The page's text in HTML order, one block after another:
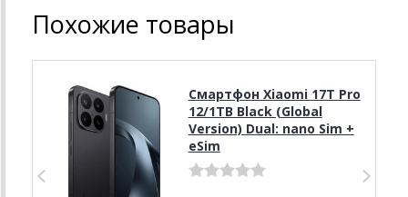
Похожие товары
Смартфон Xiaomi 17T Pro
12/1TB Black (Global
Version) Dual: nano Sim +
eSim